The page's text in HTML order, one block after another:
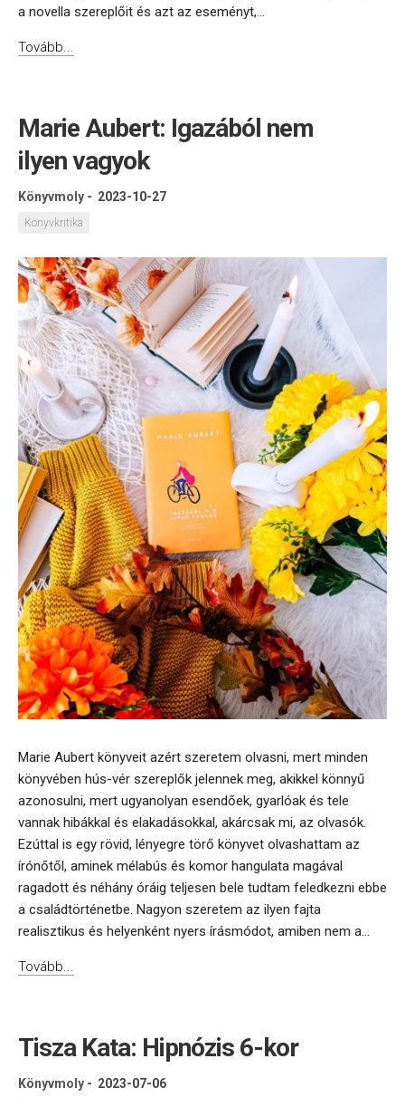
a novella szereplőit és azt az eseményt,...
Tovább...
Marie Aubert: Igazából nem
ilyen vagyok
Könyvmoly - 2023-10-27
Könyvkritika
Marie Aubert könyveit azért szeretem olvasni, mert minden
könyvében hús-vér szereplők jelennek meg, akikkel könnyű
azonosulni, mert ugyanolyan esendőek, gyarlóak és tele
vannak hibákkal és elakadásokkal, akárcsak mi, az olvasók.
Ezúttal is egy rövid, lényegre törő könyvet olvashattam az
írónőtől, aminek mélabús és komor hangulata magával
ragadott és néhány óráig teljesen bele tudtam feledkezni ebbe
a családtörténetbe. Nagyon szeretem az ilyen fajta
realisztikus és helyenként nyers írásmódot, amiben nem a...
Tovább...
Tisza Kata: Hipnózis 6-kor
Könyvmoly - 2023-07-06